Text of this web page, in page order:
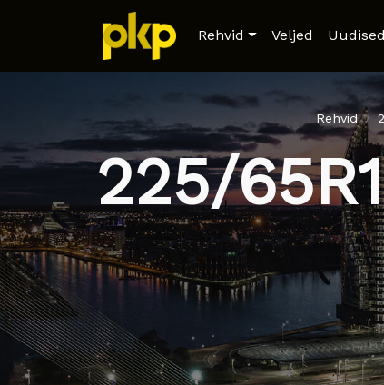
Rehvid Veljed Uudised
Rehvid
225/